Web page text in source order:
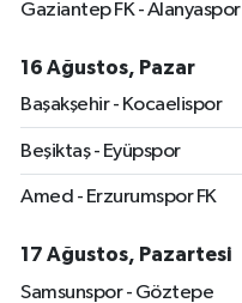
Gaziantep FK - Alanyaspor
16 Ağustos, Pazar
Başakşehir - Kocaelispor
Beşiktaş - Eyüpspor
Amed - Erzurumspor FK
17 Ağustos, Pazartesi
Samsunspor - Göztepe